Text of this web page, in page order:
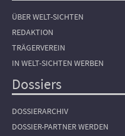
ÜBER WELT-SICHTEN
REDAKTION
TRÄGERVEREIN
IN WELT-SICHTEN WERBEN
Dossiers
DOSSIERARCHIV
DOSSIER-PARTNER WERDEN